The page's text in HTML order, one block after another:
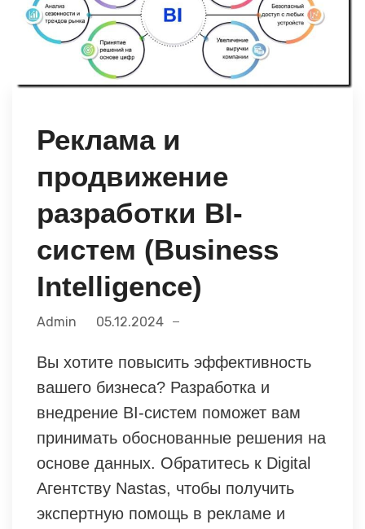
Реклама и
продвижение
разработки BI-
систем (Business
Intelligence)
Admin 05.12.2024
Вы хотите повысить эффективность
вашего бизнеса? Разработка и
внедрение BI-систем поможет вам
принимать обоснованные решения на
основе данных. Обратитесь к Digital
Агентству Nastas, чтобы получить
экспертную помощь в рекламе и